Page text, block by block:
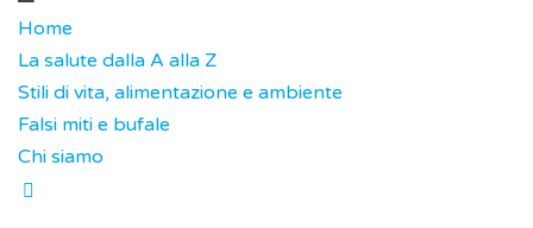
Home
La salute dalla A alla Z
Stili di vita, alimentazione e ambiente
Falsi miti e bufale
Chi siamo